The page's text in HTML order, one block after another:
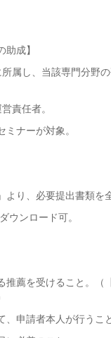
成】
属し、当該専門分野
責任者。
ナーが対象。
り、必要提出書類を
ウンロード可。
推薦を受けること。
、申請者本人が行うこ